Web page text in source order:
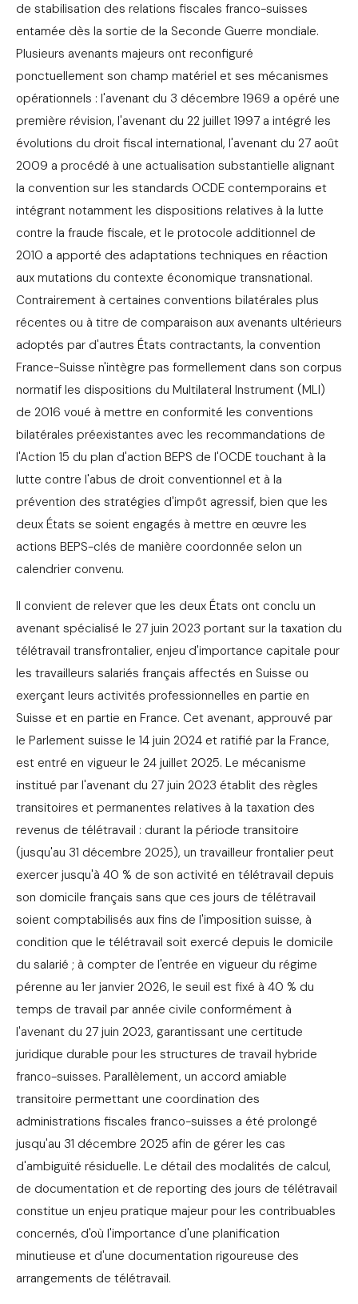
de stabilisation des relations fiscales franco-suisses
entamée dès la sortie de la Seconde Guerre mondiale.
Plusieurs avenants majeurs ont reconfiguré
ponctuellement son champ matériel et ses mécanismes
opérationnels : l'avenant du 3 décembre 1969 a opéré une
première révision, l'avenant du 22 juillet 1997 a intégré les
évolutions du droit fiscal international, l'avenant du 27 août
2009 a procédé à une actualisation substantielle alignant
la convention sur les standards OCDE contemporains et
intégrant notamment les dispositions relatives à la lutte
contre la fraude fiscale, et le protocole additionnel de
2010 a apporté des adaptations techniques en réaction
aux mutations du contexte économique transnational.
Contrairement à certaines conventions bilatérales plus
récentes ou à titre de comparaison aux avenants ultérieurs
adoptés par d'autres États contractants, la convention
France-Suisse n'intègre pas formellement dans son corpus
normatif les dispositions du Multilateral Instrument (MLI)
de 2016 voué à mettre en conformité les conventions
bilatérales préexistantes avec les recommandations de
l'Action 15 du plan d'action BEPS de l'OCDE touchant à la
lutte contre l'abus de droit conventionnel et à la
prévention des stratégies d'impôt agressif, bien que les
deux États se soient engagés à mettre en œuvre les
actions BEPS-clés de manière coordonnée selon un
calendrier convenu.
Il convient de relever que les deux États ont conclu un
avenant spécialisé le 27 juin 2023 portant sur la taxation du
télétravail transfrontalier, enjeu d'importance capitale pour
les travailleurs salariés français affectés en Suisse ou
exerçant leurs activités professionnelles en partie en
Suisse et en partie en France. Cet avenant, approuvé par
le Parlement suisse le 14 juin 2024 et ratifié par la France,
est entré en vigueur le 24 juillet 2025. Le mécanisme
institué par l'avenant du 27 juin 2023 établit des règles
transitoires et permanentes relatives à la taxation des
revenus de télétravail : durant la période transitoire
(jusqu'au 31 décembre 2025), un travailleur frontalier peut
exercer jusqu'à 40 % de son activité en télétravail depuis
son domicile français sans que ces jours de télétravail
soient comptabilisés aux fins de l'imposition suisse, à
condition que le télétravail soit exercé depuis le domicile
du salarié ; à compter de l'entrée en vigueur du régime
pérenne au 1er janvier 2026, le seuil est fixé à 40 % du
temps de travail par année civile conformément à
l'avenant du 27 juin 2023, garantissant une certitude
juridique durable pour les structures de travail hybride
franco-suisses. Parallèlement, un accord amiable
transitoire permettant une coordination des
administrations fiscales franco-suisses a été prolongé
jusqu'au 31 décembre 2025 afin de gérer les cas
d'ambiguïté résiduelle. Le détail des modalités de calcul,
de documentation et de reporting des jours de télétravail
constitue un enjeu pratique majeur pour les contribuables
concernés, d'où l'importance d'une planification
minutieuse et d'une documentation rigoureuse des
arrangements de télétravail.